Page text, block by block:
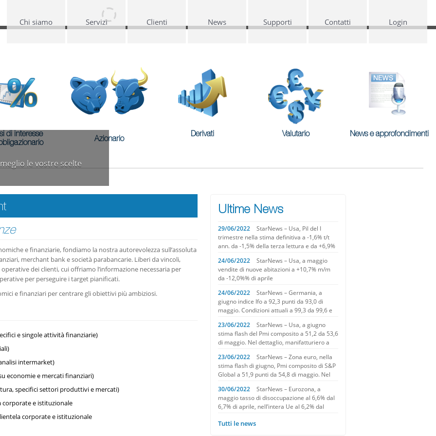
Chi siamo Servizi Clienti News Supporti Contatti Login
le vostre scelte
di interesse
Azionario
Derivati Valutario News e approfondimenti
e finanziarie, fondiamo la nostra autorevolezza sull’assoluta
merchant bank e società parabancarie. Liberi da vincoli,
dei clienti, cui offriamo l’informazione necessaria per
per perseguire i target pianificati.
e finanziari per centrare gli obiettivi più ambiziosi.
e singole attività finanziarie)
intermarket)
economie e mercati finanziari)
specifici settori produttivi e mercati)
corporate e istituzionale
corporate e istituzionale
Ultime News
29/06/2022
StarNews – Usa, Pil del I
trimestre nella stima definitiva a -1,6% t/t
ann. da -1,5% della terza lettura e da +6,9%
24/06/2022
StarNews – Usa, a maggio
vendite di nuove abitazioni a +10,7% m/m
da -12,0%% di aprile
24/06/2022
StarNews – Germania, a
giugno indice Ifo a 92,3 punti da 93,0 di
maggio. Condizioni attuali a 99,3 da 99,6 e
23/06/2022
StarNews – Usa, a giugno
stima flash del Pmi composito a 51,2 da 53,6
di maggio. Nel dettaglio, manifatturiero a
23/06/2022
StarNews – Zona euro, nella
stima flash di giugno, Pmi composito di S&P
Global a 51,9 punti da 54,8 di maggio. Nel
servizi a 52,8 da 56,1
30/06/2022
StarNews – Eurozona, a
maggio tasso di disoccupazione al 6,6% dal
6,7% di aprile, nell’intera Ue al 6,2% dal
Tutti le news